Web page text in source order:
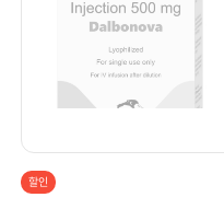
할인